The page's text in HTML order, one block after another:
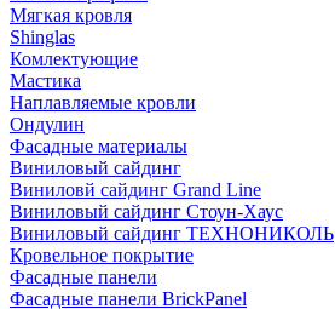
Мягкая кровля
Shinglas
Комлектующие
Мастика
Наплавляемые кровли
Ондулин
Фасадные материалы
Виниловый сайдинг
Виниловй сайдинг Grand Line
Виниловый сайдинг Стоун-Хаус
Виниловый сайдинг ТЕХНОНИКОЛЬ
Кровельное покрытие
Фасадные панели
Фасадные панели BrickPanel